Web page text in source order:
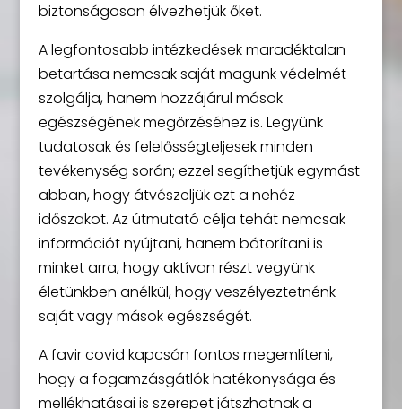
biztonságosan élvezhetjük őket.
A legfontosabb intézkedések maradéktalan
betartása nemcsak saját magunk védelmét
szolgálja, hanem hozzájárul mások
egészségének megőrzéséhez is. Legyünk
tudatosak és felelősségteljesek minden
tevékenység során; ezzel segíthetjük egymást
abban, hogy átvészeljük ezt a nehéz
időszakot. Az útmutató célja tehát nemcsak
információt nyújtani, hanem bátorítani is
minket arra, hogy aktívan részt vegyünk
életünkben anélkül, hogy veszélyeztetnénk
saját vagy mások egészségét.
A favir covid kapcsán fontos megemlíteni,
hogy a fogamzásgátlók hatékonysága és
mellékhatásai is szerepet játszhatnak a